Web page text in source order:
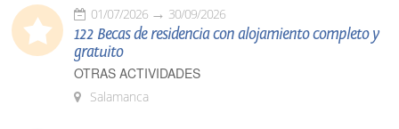
01/07/2026 30/09/2026
122 Becas de residencia con alojamiento completo y
gratuito
OTRAS ACTIVIDADES
Salamanca